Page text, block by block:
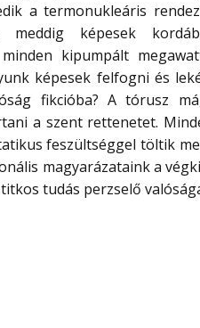
a termonukleáris
meddig képesek
kipumpált
képesek felfogni és
fikcióba? A tórusz
a szent rettenetet.
feszültséggel töltik
magyarázataink a
tudás perzselő